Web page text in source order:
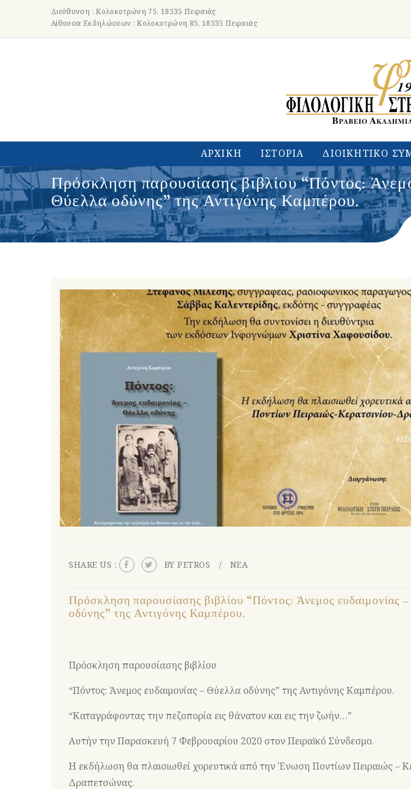
Διεύθυνση : Κολοκοτρώνη 75, 18535 Πειραιάς
Αίθουσα Εκδηλώσεων : Κολοκοτρώνη 85, 18535 Πειραιάς
ΑΡΧΙΚΗ ΙΣΤΟΡΙΑ ΔΙΟΙΚΗΤΙΚΟ
Πρόσκληση παρουσίασης βιβλίου “Πόντος:
Θύελλα οδύνης” της Αντιγόνης Καμπέρου.
SHARE US : BY PETROS ΝΕΑ
Πρόσκληση παρουσίασης βιβλίου “Πόντος: Άνεμος ευδαιμονίας
οδύνης” της Αντιγόνης Καμπέρου.
Πρόσκληση παρουσίασης βιβλίου
“Πόντος: Άνεμος ευδαιμονίας – Θύελλα οδύνης” της Αντιγόνης Καμπέρου.
“Καταγράφοντας την πεζοπορία εις θάνατον και εις την ζωήν…”
Αυτήν την Παρασκευή 7 Φεβρουαρίου 2020 στον Πειραϊκό Σύνδεσμο.
Η εκδήλωση θα πλαισιωθεί χορευτικά από την Ένωση Ποντίων Πειραιώς –
Δραπετσώνας.